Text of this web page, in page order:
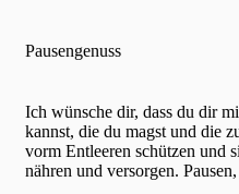
Pausengenuss
Ich wünsche dir, dass du dir
kannst, die du magst und die
vorm Entleeren schützen und
nähren und versorgen.